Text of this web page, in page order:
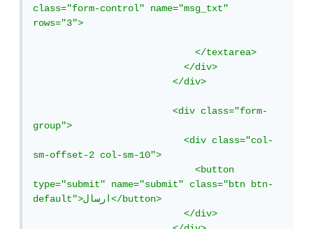
class="form-control" name="msg_txt"
rows="3">
                             </textarea>
                           </div>
                         </div>
                         <div class="form-
group">
                           <div class="col-
sm-offset-2 col-sm-10">
                             <button
type="submit" name="submit" class="btn btn-
default">ارسال</button>
                           </div>